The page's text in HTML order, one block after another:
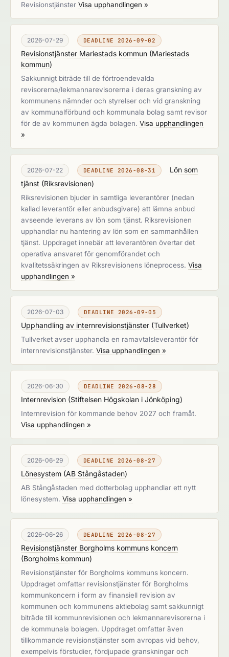
Revisionstjänster Visa upphandlingen »
2026-07-29 DEADLINE 2026-09-02
Revisionstjänster Mariestads kommun (Mariestads
kommun)
Sakkunnigt biträde till de förtroendevalda
revisorerna/lekmannarevisorerna i deras granskning av
kommunens nämnder och styrelser och vid granskning
av kommunalförbund och kommunala bolag samt revisor
för de av kommunen ägda bolagen. Visa upphandlingen
»
2026-07-22 DEADLINE 2026-08-31
Lön som
tjänst (Riksrevisionen)
Riksrevisionen bjuder in samtliga leverantörer (nedan
kallad leverantör eller anbudsgivare) att lämna anbud
avseende leverans av lön som tjänst. Riksrevisionen
upphandlar nu hantering av lön som en sammanhållen
tjänst. Uppdraget innebär att leverantören övertar det
operativa ansvaret för genomförandet och
kvalitetssäkringen av Riksrevisionens löneprocess. Visa
upphandlingen »
2026-07-03 DEADLINE 2026-09-05
Upphandling av internrevisionstjänster (Tullverket)
Tullverket avser upphandla en ramavtalsleverantör för
internrevisionstjänster. Visa upphandlingen »
2026-06-30 DEADLINE 2026-08-28
Internrevision (Stiftelsen Högskolan i Jönköping)
Internrevision för kommande behov 2027 och framåt.
Visa upphandlingen »
2026-06-29 DEADLINE 2026-08-27
Lönesystem (AB Stångåstaden)
AB Stångåstaden med dotterbolag upphandlar ett nytt
lönesystem. Visa upphandlingen »
2026-06-26 DEADLINE 2026-08-27
Revisionstjänster Borgholms kommuns koncern
(Borgholms kommun)
Revisionstjänster för Borgholms kommuns koncern.
Uppdraget omfattar revisionstjänster för Borgholms
kommunkoncern i form av finansiell revision av
kommunen och kommunens aktiebolag samt sakkunnigt
biträde till kommunrevisionen och lekmannarevisorerna i
de kommunala bolagen. Uppdraget omfattar även
tillkommande revisionstjänster som avropas vid behov,
exempelvis förstudier, fördjupade granskningar och